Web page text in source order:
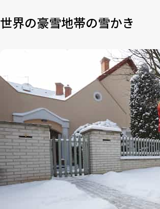
世界の豪雪地帯の雪かき